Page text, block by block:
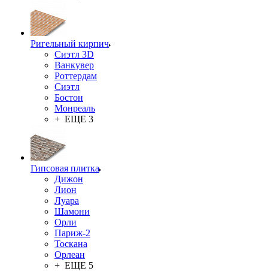
Ригельный кирпич
Сиэтл 3D
Ванкувер
Роттердам
Сиэтл
Бостон
Монреаль
+ ЕЩЕ 3
Гипсовая плитка
Дижон
Лион
Луара
Шамони
Орли
Париж-2
Тоскана
Орлеан
+ ЕЩЕ 5